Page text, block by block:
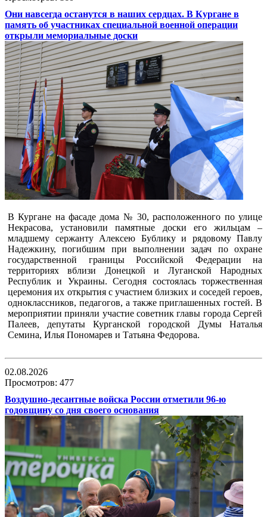
Они навсегда останутся в наших сердцах. В Кургане в
память об участниках специальной военной операции
открыли мемориальные доски
В Кургане на фасаде дома № 30, расположенного по улице
Некрасова, установили памятные доски его жильцам –
младшему сержанту Алексею Бублику и рядовому Павлу
Надежкину, погибшим при выполнении задач по охране
государственной границы Российской Федерации на
территориях вблизи Донецкой и Луганской Народных
Республик и Украины. Сегодня состоялась торжественная
церемония их открытия с участием близких и соседей героев,
одноклассников, педагогов, а также приглашенных гостей. В
мероприятии приняли участие советник главы города Сергей
Палеев, депутаты Курганской городской Думы Наталья
Семина, Илья Пономарев и Татьяна Федорова.
02.08.2026
Просмотров: 477
Воздушно-десантные войска России отметили 96-ю
годовщину со дня своего основания